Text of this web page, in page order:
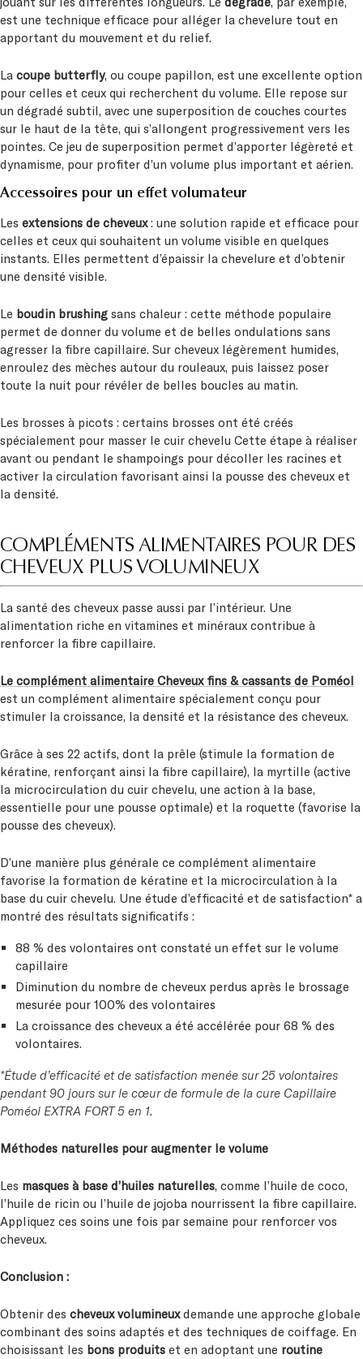
est une technique efficace pour alléger la chevelure tout en
apportant du mouvement et du relief.
La coupe butterfly, ou coupe papillon, est une excellente option
pour celles et ceux qui recherchent du volume. Elle repose sur
un dégradé subtil, avec une superposition de couches courtes
sur le haut de la tête, qui s’allongent progressivement vers les
pointes. Ce jeu de superposition permet d’apporter légèreté et
dynamisme, pour profiter d’un volume plus important et aérien.
Accessoires pour un effet volumateur
Les extensions de cheveux: une solution rapide et efficace pour
celles et ceux qui souhaitent un volume visible en quelques
instants. Elles permettent d’épaissir la chevelure et d’obtenir
une densité visible.
Le boudin brushing sans chaleur : cette méthode populaire
permet de donner du volume et de belles ondulations sans
agresser la fibre capillaire. Sur cheveux légèrement humides,
enroulez des mèches autour du rouleaux, puis laissez poser
toute la nuit pour révéler de belles boucles au matin.
Les brosses à picots : certains brosses ont été créés
spécialement pour masser le cuir chevelu Cette étape à réaliser
avant ou pendant le shampoings pour décoller les racines et
activer la circulation favorisant ainsi la pousse des cheveux et
la densité.
COMPLÉMENTS ALIMENTAIRES POUR DES
CHEVEUX PLUS VOLUMINEUX
La santé des cheveux passe aussi par l’intérieur. Une
alimentation riche en vitamines et minéraux contribue à
renforcer la fibre capillaire.
Le complément alimentaire Cheveux fins & cassants de Poméol
est un complément alimentaire spécialement conçu pour
stimuler la croissance, la densité et la résistance des cheveux.
Grâce à ses 22 actifs, dont la prêle (stimule la formation de
kératine, renforçant ainsi la fibre capillaire), la myrtille (active
la microcirculation du cuir chevelu, une action à la base,
essentielle pour une pousse optimale) et la roquette (favorise la
pousse des cheveux).
D’une manière plus générale ce complément alimentaire
favorise la formation de kératine et la microcirculation à la
base du cuir chevelu. Une étude d’efficacité et de satisfaction* a
montré des résultats significatifs :
88 % des volontaires ont constaté un effet sur le volume
capillaire
Diminution du nombre de cheveux perdus après le brossage
mesurée pour 100% des volontaires
La croissance des cheveux a été accélérée pour 68 % des
volontaires.
*Étude d’efficacité et de satisfaction menée sur 25 volontaires
pendant 90 jours sur le cœur de formule de la cure Capillaire
Poméol EXTRA FORT 5 en 1.
Méthodes naturelles pour augmenter le volume
Les masques à base d’huiles naturelles, comme l’huile de coco,
l’huile de ricin ou l’huile de jojoba nourrissent la fibre capillaire.
Appliquez ces soins une fois par semaine pour renforcer vos
cheveux.
Conclusion :
Obtenir des cheveux volumineuxdemande une approche globale
combinant des soins adaptés et des techniques de coiffage. En
choisissant les bons produits et en adoptant une routine